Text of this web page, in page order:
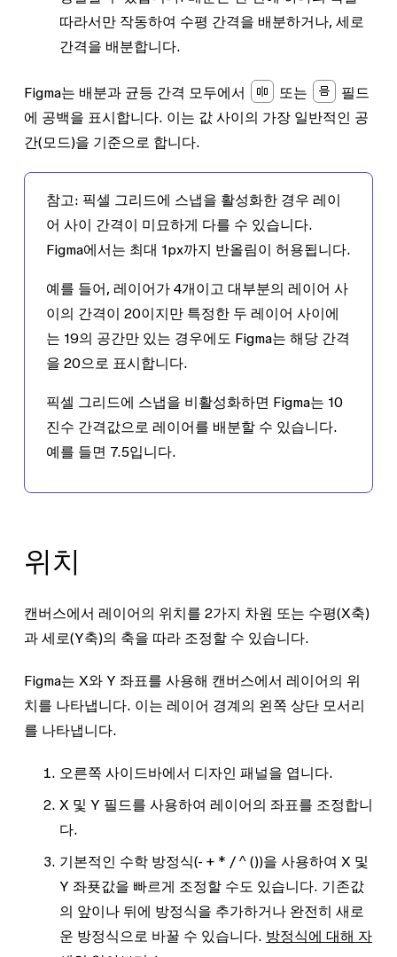
따라서만 작동하여 수평 간격을 배분하거나, 세로
간격을 배분합니다.
Figma는 배분과 균등 간격 모두에서 또는
필드
에 공백을 표시합니다. 이는 값 사이의 가장 일반적인 공
간(모드)을 기준으로 합니다.
참고: 픽셀 그리드에 스냅을 활성화한 경우 레이
어 사이 간격이 미묘하게 다를 수 있습니다.
Figma에서는 최대 1px까지 반올림이 허용됩니다.
예를 들어, 레이어가 4개이고 대부분의 레이어 사
이의 간격이 20이지만 특정한 두 레이어 사이에
는 19의 공간만 있는 경우에도 Figma는 해당 간격
을 20으로 표시합니다.
픽셀 그리드에 스냅을 비활성화하면 Figma는 10
진수 간격값으로 레이어를 배분할 수 있습니다.
예를 들면 7.5입니다.
위치
캔버스에서 레이어의 위치를 2가지 차원 또는 수평(X축)
과 세로(Y축)의 축을 따라 조정할 수 있습니다.
Figma는 X와 Y 좌표를 사용해 캔버스에서 레이어의 위
치를 나타냅니다. 이는 레이어 경계의 왼쪽 상단 모서리
를 나타냅니다.
오른쪽 사이드바에서 디자인 패널을 엽니다.
X 및 Y 필드를 사용하여 레이어의 좌표를 조정합니
다.
기본적인 수학 방정식(- + * / ^ ())을 사용하여 X 및
Y 좌푯값을 빠르게 조정할 수도 있습니다. 기존값
의 앞이나 뒤에 방정식을 추가하거나 완전히 새로
운 방정식으로 바꿀 수 있습니다. 방정식에 대해 자